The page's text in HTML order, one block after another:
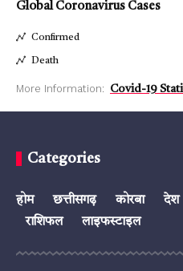
Global Coronavirus Cases
Confirmed
Death
More Information: Covid-19
Categories
होम छत्तीसगढ़ कोरबा देश
राशिफल
लाइफस्टाइल